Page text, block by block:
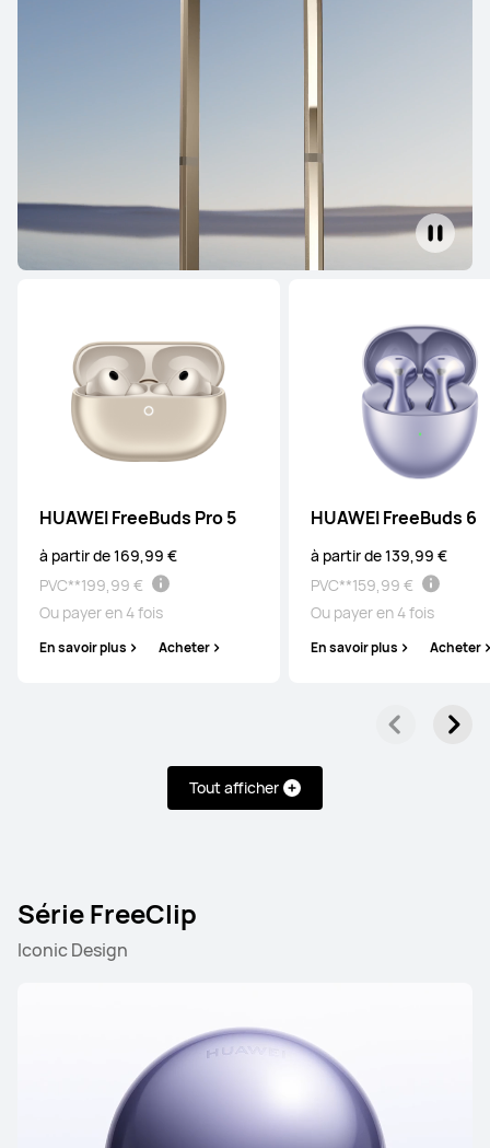
HUAWEI FreeBuds Pro 5
à partir de 169,99 €
PVC**199,99 €
Ou payer en 4 fois
En savoir plus Acheter
HUAWEI FreeBuds 6
à partir de 139,99 €
PVC**159,99 €
Ou payer en 4 fois
En savoir plus Acheter
Tout afficher
Série FreeClip
Iconic Design